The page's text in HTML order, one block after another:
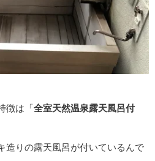
徴は「全室天然温泉露天風呂付
造りの露天風呂が付いているんで